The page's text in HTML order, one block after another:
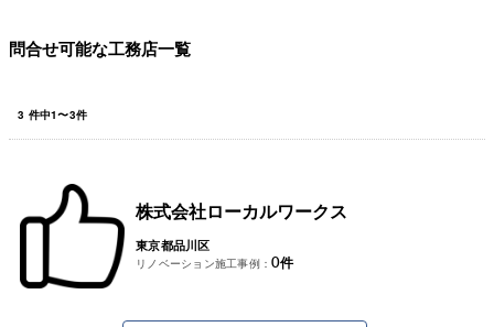
問合せ可能な工務店一覧
3 件中1〜3件
株式会社ローカルワークス
東京都品川区
リノベーション施工事例： 0件